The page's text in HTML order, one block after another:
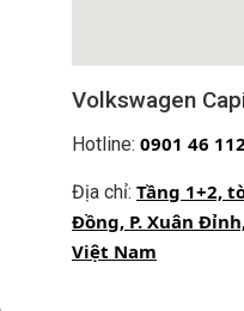
Showroom & Xưởng dịch
Lô 1, Phạm Văn Đồng,
Showroom 1S:18 Phạm
Hotline Kinh doanh:
Volkswagen
Hotline: 0901 46
Địa chỉ: Tầng 1+2,
Đồng, P. Xuân
Việt Nam